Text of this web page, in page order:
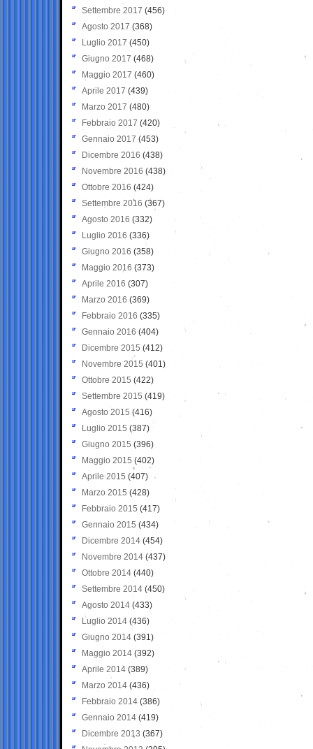
Settembre 2017 (456)
Agosto 2017 (368)
Luglio 2017 (450)
Giugno 2017 (468)
Maggio 2017 (460)
Aprile 2017 (439)
Marzo 2017 (480)
Febbraio 2017 (420)
Gennaio 2017 (453)
Dicembre 2016 (438)
Novembre 2016 (438)
Ottobre 2016 (424)
Settembre 2016 (367)
Agosto 2016 (332)
Luglio 2016 (336)
Giugno 2016 (358)
Maggio 2016 (373)
Aprile 2016 (307)
Marzo 2016 (369)
Febbraio 2016 (335)
Gennaio 2016 (404)
Dicembre 2015 (412)
Novembre 2015 (401)
Ottobre 2015 (422)
Settembre 2015 (419)
Agosto 2015 (416)
Luglio 2015 (387)
Giugno 2015 (396)
Maggio 2015 (402)
Aprile 2015 (407)
Marzo 2015 (428)
Febbraio 2015 (417)
Gennaio 2015 (434)
Dicembre 2014 (454)
Novembre 2014 (437)
Ottobre 2014 (440)
Settembre 2014 (450)
Agosto 2014 (433)
Luglio 2014 (436)
Giugno 2014 (391)
Maggio 2014 (392)
Aprile 2014 (389)
Marzo 2014 (436)
Febbraio 2014 (386)
Gennaio 2014 (419)
Dicembre 2013 (367)